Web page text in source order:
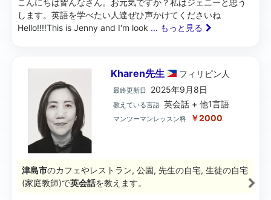
こんにちは皆んなさん。お元気ですか？私はジェニーと思う
します。英語を学べたい人達ぜひ声かけてくださいね
Hello!!!!This is Jenny and I'm look ... もっと見る
Kharen先生 フィリピン 人
最終更新日 2025年9月8日
教えている言語 英会話 + 他1言語
マンツーマンレッスン料 ￥2000
津島市のカフェやレストラン, 公園, 先生の自宅, 生徒の自宅
(家庭教師)で英会話を教えます。